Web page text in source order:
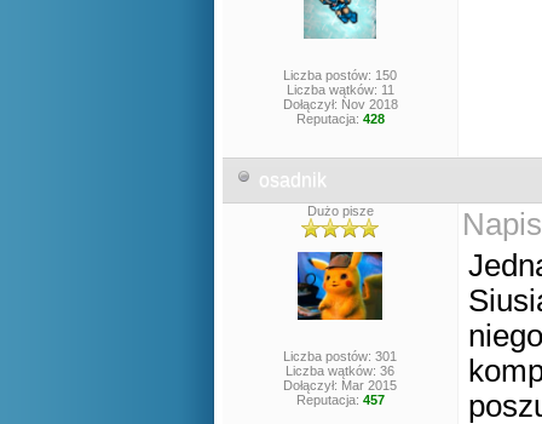
Liczba postów: 150
Liczba wątków: 11
Dołączył: Nov 2018
Reputacja: 428
osadnik
Dużo pisze
Liczba postów: 301
Liczba wątków: 36
Dołączył: Mar 2015
Reputacja: 457